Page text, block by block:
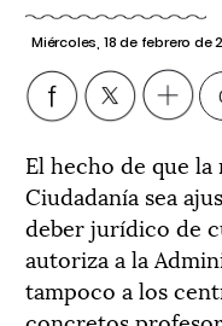
Miércoles, 18 de febrero de
El hecho de que
Ciudadanía sea
deber jurídico de
autoriza a la
tampoco a los